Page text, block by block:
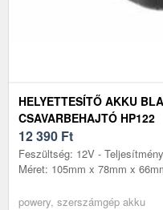
HELYETTESÍTŐ AKKU
CSAVARBEHAJTÓ HP122
12 390 Ft
Feszültség: 12V -
Méret: 105mm x 78mm x
powery, szerszámgép akku